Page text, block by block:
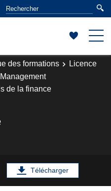
des formations
Licence
de la finance
Télécharger